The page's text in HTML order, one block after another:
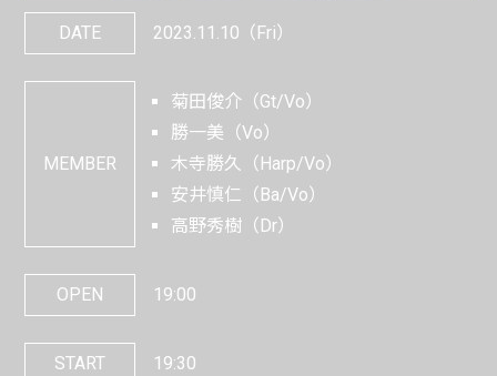
DATE 2023.11.10 （Fri）
MEMBER
菊田俊介（Gt/Vo）
勝一美（Vo）
木寺勝久（Harp/Vo）
安井慎仁（Ba/Vo）
高野秀樹（Dr）
OPEN 19:00
START 19:30